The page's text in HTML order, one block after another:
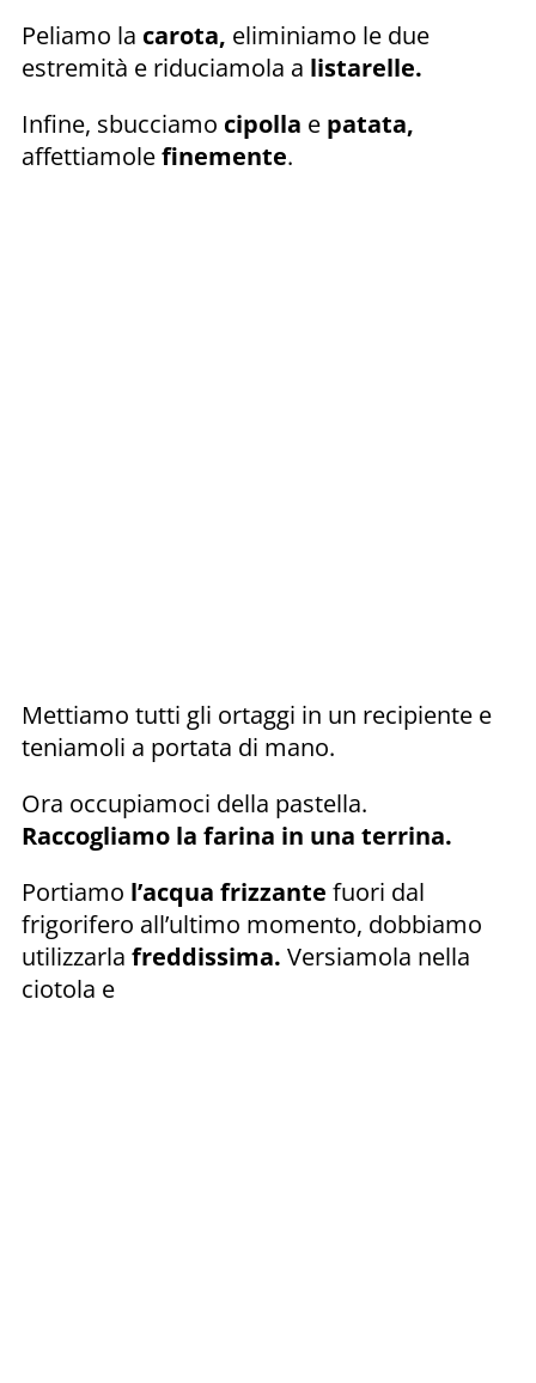
Peliamo la carota, eliminiamo le due
estremità e riduciamola a listarelle.
Infine, sbucciamo cipolla e patata,
affettiamolefinemente.
Mettiamo tutti gli ortaggi in un recipiente e
teniamoli a portata di mano.
Ora occupiamoci della pastella.
Raccogliamo la farina in una terrina.
Portiamo l’acqua frizzante fuori dal
frigorifero all’ultimo momento, dobbiamo
utilizzarla freddissima. Versiamola nella
ciotola e